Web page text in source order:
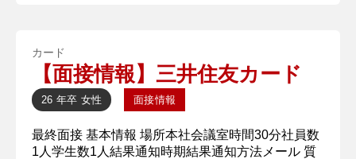
カード
【面接情報】三井住友カード
26 年卒 女性 面接情報
最終面接 基本情報 場所本社会議室時間30分社員数
1人学生数1人結果通知時期結果通知方法メール 質